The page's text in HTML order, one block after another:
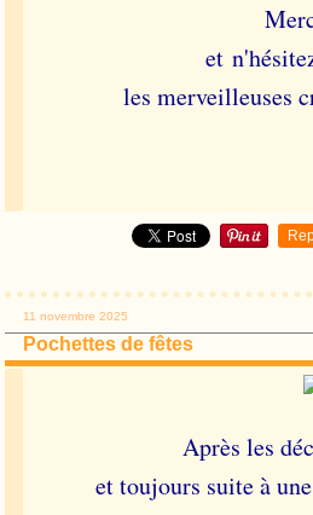
et
les merveilleuses
11 novembre 2025
Pochettes de fêtes
Après les
et toujours suite à